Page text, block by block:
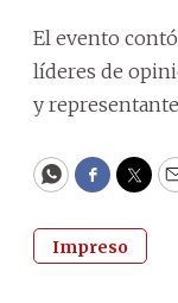
El evento
líderes de
y
WhatsApp
Impreso